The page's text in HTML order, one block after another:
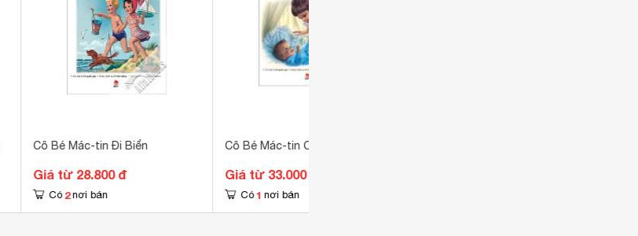
Cô Bé Mác-tin Đi Biển
Giá từ 28.800 đ
Có 2 nơi bán
Cô Bé Mác-tin Chăm Em Bé
Giá từ 33.000 đ
Có 1 nơi bán